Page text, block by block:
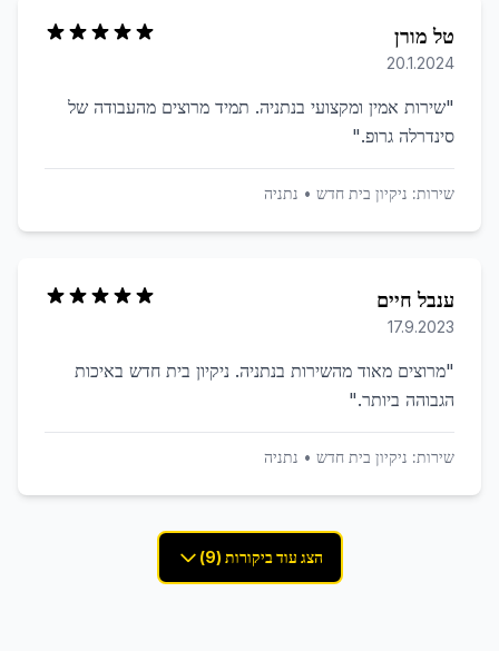
טל מורן
20.1.2024
"שירות אמין ומקצועי בנתניה. תמיד מרוצים מהעבודה של
סינדרלה גרופ."
שירות: ניקיון בית חדש • נתניה
ענבל חיים
17.9.2023
"מרוצים מאוד מהשירות בנתניה. ניקיון בית חדש באיכות
הגבוהה ביותר."
שירות: ניקיון בית חדש • נתניה
הצג עוד ביקורות (9)